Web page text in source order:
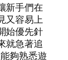
新手們在
又容易上
始優先針
就急著追
夠熟悉遊